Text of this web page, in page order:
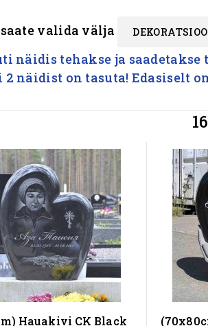
valida välja
näidis tehakse ja
2 näidist on tasuta! Edasiselt
Hauakivi CK Black